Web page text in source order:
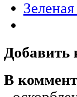
Добавить
В